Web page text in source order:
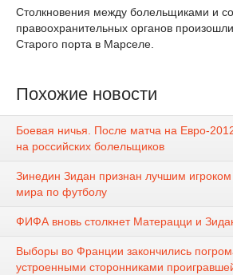
Столкновения между болельщиками и
правоохранительных органов
Старого порта в Марселе.
Похожие новости
Боевая ничья. После матча на Евро-
на российских болельщиков
Зинедин Зидан признан лучшим
мира по футболу
ФИФА вновь столкнет Матерацци и
Выборы во Франции закончились
устроенными сторонниками